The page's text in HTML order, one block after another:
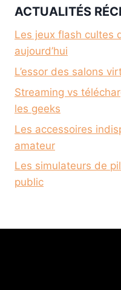
ACTUALITÉS
Les jeux flash cultes
aujourd’hui
L’essor des salons
Streaming vs
les geeks
Les accessoires
amateur
Les simulateurs de
public